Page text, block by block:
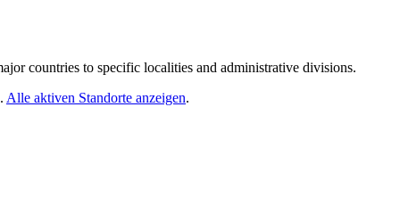
countries to specific localities and administrative divisions.
Alle aktiven Standorte anzeigen.